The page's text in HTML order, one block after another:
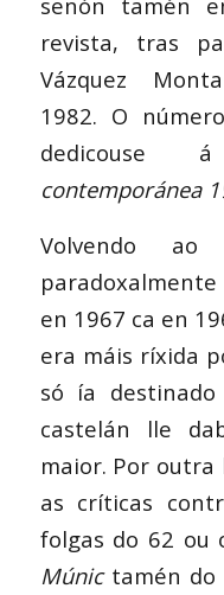
revista, tras
Vázquez
1982. O
dedicouse
contemporánea
Volvendo ao
en 1967 ca en
era máis ríxida
só ía
castelán lle
maior. Por outra
as críticas
folgas do 62 ou
Múnictamén do